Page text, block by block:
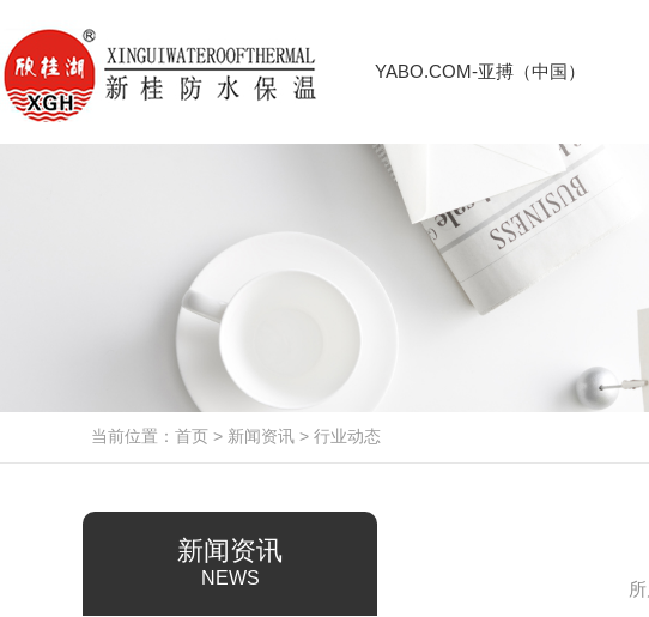
YABO.COM-亚搏（中国）
当前位置： 首页 > 新闻资讯 > 行业动态
新闻资讯
NEWS